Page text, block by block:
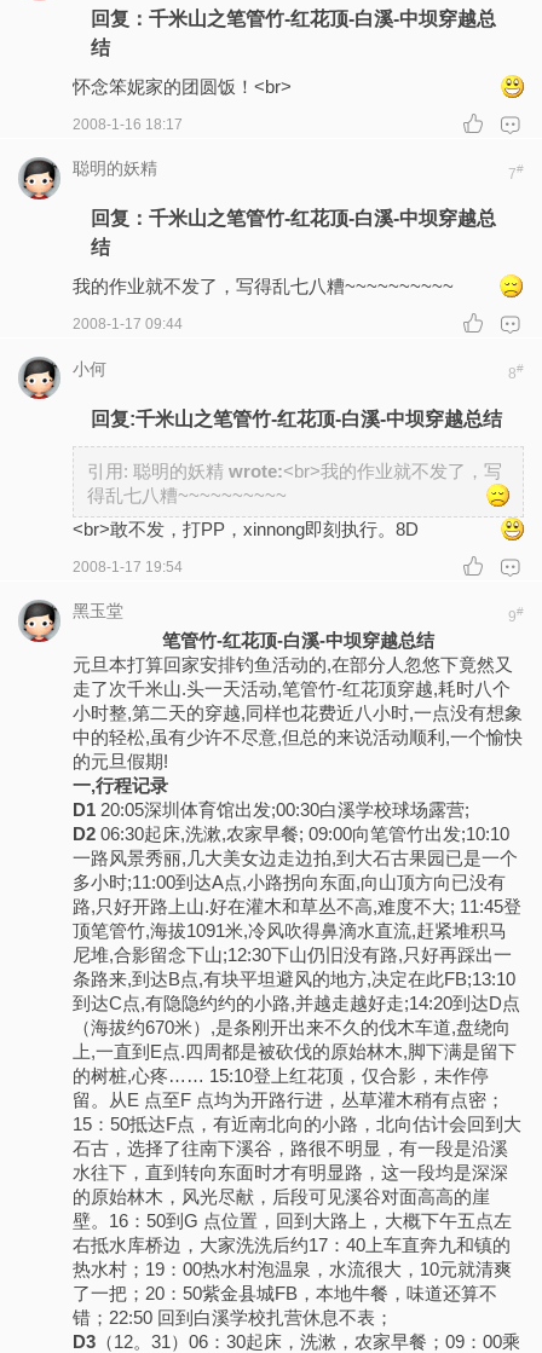
回复：千米山之笔管竹-红花顶-白溪-中坝穿越总
结
怀念笨妮家的团圆饭！<br>
2008-1-16 18:17
聪明的妖精 7#
回复：千米山之笔管竹-红花顶-白溪-中坝穿越总
结
我的作业就不发了，写得乱七八糟~~~~~~~~~~
2008-1-17 09:44
小何 8#
回复:千米山之笔管竹-红花顶-白溪-中坝穿越总结
引用: 聪明的妖精 wrote:<br>我的作业就不发了，写
得乱七八糟~~~~~~~~~~
<br>敢不发，打PP，xinnong即刻执行。8D
2008-1-17 19:54
黑玉堂 9#
笔管竹-红花顶-白溪-中坝穿越总结
元旦本打算回家安排钓鱼活动的,在部分人忽悠下竟然又
走了次千米山.头一天活动,笔管竹-红花顶穿越,耗时八个
小时整,第二天的穿越,同样也花费近八小时,一点没有想象
中的轻松,虽有少许不尽意,但总的来说活动顺利,一个愉快
的元旦假期!
一,行程记录
D1 20:05深圳体育馆出发;00:30白溪学校球场露营;
D2 06:30起床,洗漱,农家早餐; 09:00向笔管竹出发;10:10
一路风景秀丽,几大美女边走边拍,到大石古果园已是一个
多小时;11:00到达A点,小路拐向东面,向山顶方向已没有
路,只好开路上山.好在灌木和草丛不高,难度不大; 11:45登
顶笔管竹,海拔1091米,冷风吹得鼻滴水直流,赶紧堆积马
尼堆,合影留念下山;12:30下山仍旧没有路,只好再踩出一
条路来,到达B点,有块平坦避风的地方,决定在此FB;13:10
到达C点,有隐隐约约的小路,并越走越好走;14:20到达D点
（海拔约670米）,是条刚开出来不久的伐木车道,盘绕向
上,一直到E点.四周都是被砍伐的原始林木,脚下满是留下
的树桩,心疼…… 15:10登上红花顶，仅合影，未作停
留。从E 点至F 点均为开路行进，丛草灌木稍有点密；
15：50抵达F点，有近南北向的小路，北向估计会回到大
石古，选择了往南下溪谷，路很不明显，有一段是沿溪
水往下，直到转向东面时才有明显路，这一段均是深深
的原始林木，风光尽献，后段可见溪谷对面高高的崖
壁。16：50到G 点位置，回到大路上，大概下午五点左
右抵水库桥边，大家洗洗后约17：40上车直奔九和镇的
热水村；19：00热水村泡温泉，水流很大，10元就清爽
了一把；20：50紫金县城FB，本地牛餐，味道还算不
错；22:50 回到白溪学校扎营休息不表；
D3 （12。31）06：30起床，洗漱，农家早餐；09：00乘